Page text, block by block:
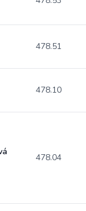
478.51
478.10
478.04